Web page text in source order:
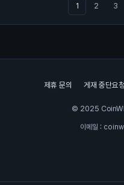
1 2 3
제휴 문의 게재 중단요청
© 2025
이메일 :